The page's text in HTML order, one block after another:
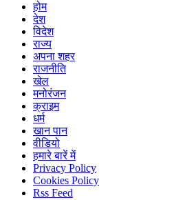
होम
देश
विदेश
राज्य
अपना शहर
राजनीति
खेल
मनोरंजन
क्राइम
धर्म
खान पान
वीडियो
हमारे बारें में
Privacy Policy
Cookies Policy
Rss Feed